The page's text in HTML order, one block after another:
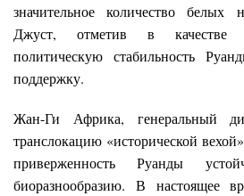
значительное количество белых
Джуст, отметив в качестве
политическую стабильность
поддержку.
Жан-Ги Африка, генеральный
транслокацию «исторической
приверженность Руанды
биоразнообразию. В настоящее